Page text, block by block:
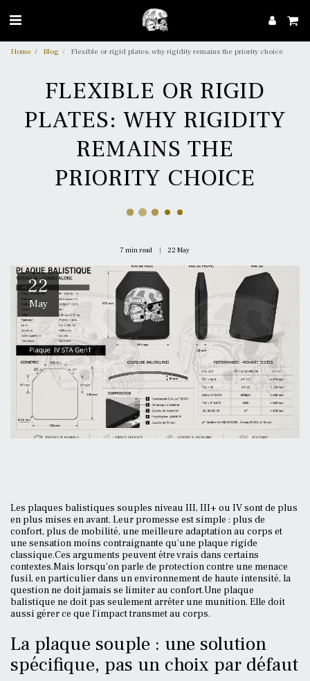
Home Blog Flexible or rigid plates: why rigidity remains the priority choice
FLEXIBLE OR RIGID
PLATES: WHY RIGIDITY
REMAINS THE
PRIORITY CHOICE
7 min read 22May
22
May
Les plaques balistiques souples niveau III, III+ ou IV sont de plus
en plus mises en avant. Leur promesse est simple : plus de
confort, plus de mobilité, une meilleure adaptation au corps et
une sensation moins contraignante qu’une plaque rigide
classique.Ces arguments peuvent être vrais dans certains
contextes.Mais lorsqu’on parle de protection contre une menace
fusil, en particulier dans un environnement de haute intensité, la
question ne doit jamais se limiter au confort.Une plaque
balistique ne doit pas seulement arrêter une munition. Elle doit
aussi gérer ce que l’impact transmet au corps.
La plaque souple : une solution
spécifique, pas un choix par défaut